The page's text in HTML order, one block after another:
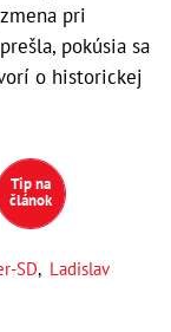
pri
pokúsia sa
o historickej
Tip na
článok
SD, Ladislav